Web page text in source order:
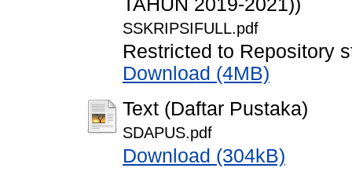
SSKRIPSIFULL.pdf
Restricted to Repository
Download (4MB)
Text (Daftar Pustaka)
SDAPUS.pdf
Download (304kB)